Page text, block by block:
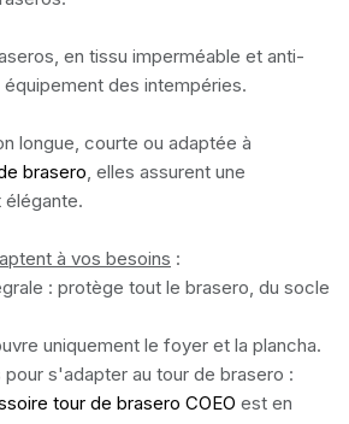
en tissu imperméable et anti-
des intempéries.
longue, courte ou adaptée à
brasero, elles assurent une
à vos besoins :
: protège tout le brasero, du socle
uniquement le foyer et la plancha.
s'adapter au tour de brasero :
tour de brasero COEO est en